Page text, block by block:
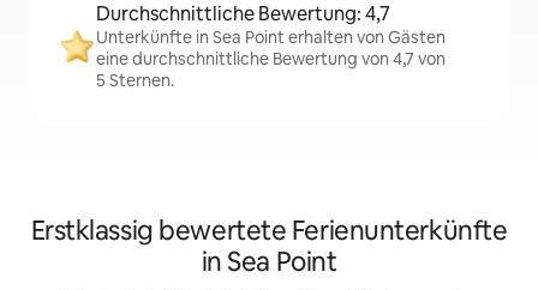
Durchschnittliche Bewertung: 4,7
Unterkünfte in Sea Point erhalten von Gästen
eine durchschnittliche Bewertung von 4,7 von
5 Sternen.
Erstklassig bewertete Ferienunterkünfte
in Sea Point